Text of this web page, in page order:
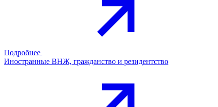
Подробнее
Иностранные ВНЖ, гражданство и резидентство